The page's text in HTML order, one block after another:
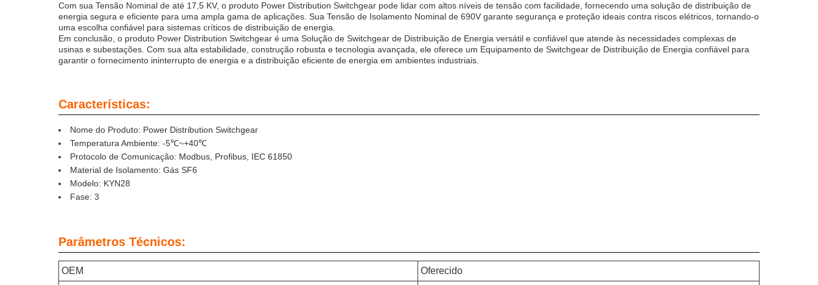
Com sua Tensão Nominal de até 17,5 KV, o produto Power Distribution Switchgear pode lidar com altos níveis de tensão com facilidade, fornecendo uma solução de distribuição de
energia segura e eficiente para uma ampla gama de aplicações. Sua Tensão de Isolamento Nominal de 690V garante segurança e proteção ideais contra riscos elétricos, tornando-o
uma escolha confiável para sistemas críticos de distribuição de energia.
Em conclusão, o produto Power Distribution Switchgear é uma Solução de Switchgear de Distribuição de Energia versátil e confiável que atende às necessidades complexas de
usinas e subestações. Com sua alta estabilidade, construção robusta e tecnologia avançada, ele oferece um Equipamento de Switchgear de Distribuição de Energia confiável para
garantir o fornecimento ininterrupto de energia e a distribuição eficiente de energia em ambientes industriais.
Características:
Nome do Produto: Power Distribution Switchgear
Temperatura Ambiente: -5℃~+40℃
Protocolo de Comunicação: Modbus, Profibus, IEC 61850
Material de Isolamento: Gás SF6
Modelo: KYN28
Fase: 3
Parâmetros Técnicos:
OEM
Oferecido